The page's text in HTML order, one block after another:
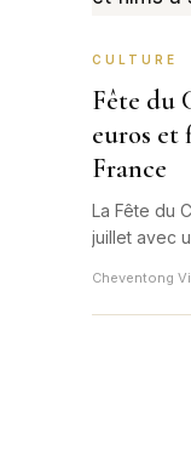
CULTURE
Fête du
euros et
France
La Fête du
juillet avec
avant et
Cheventong